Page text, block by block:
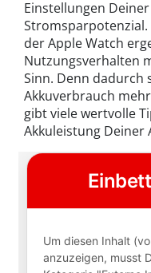
Einstellungen
der Apple Watch
Nutzungsverhalten
Sinn. Denn dadurch
Akkuverbrauch
gibt viele wertvolle
Akkuleistung Deiner